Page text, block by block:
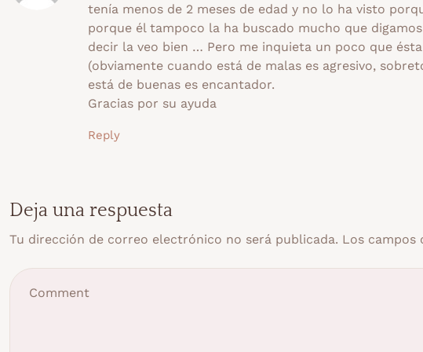
tenía menos de 2 meses de edad y no lo ha visto
porque él tampoco la ha buscado mucho que
decir la veo bien … Pero me inquieta un poco que
(obviamente cuando está de malas es agresivo,
está de buenas es encantador.
Gracias por su ayuda
Reply
Deja una respuesta
Tu dirección de correo electrónico no será publicada. Los campos